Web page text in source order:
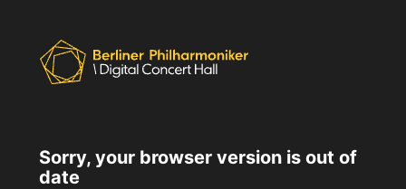
Sorry, your browser version is out of
date